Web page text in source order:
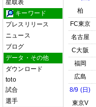
星取表
キーワード
プレスリリース
ニュース
ブログ
データ・その他
ダウンロード
toto
試合
選手
柏
FC東京
名古屋
C大阪
福岡
広島
8/9 (日)
東京V